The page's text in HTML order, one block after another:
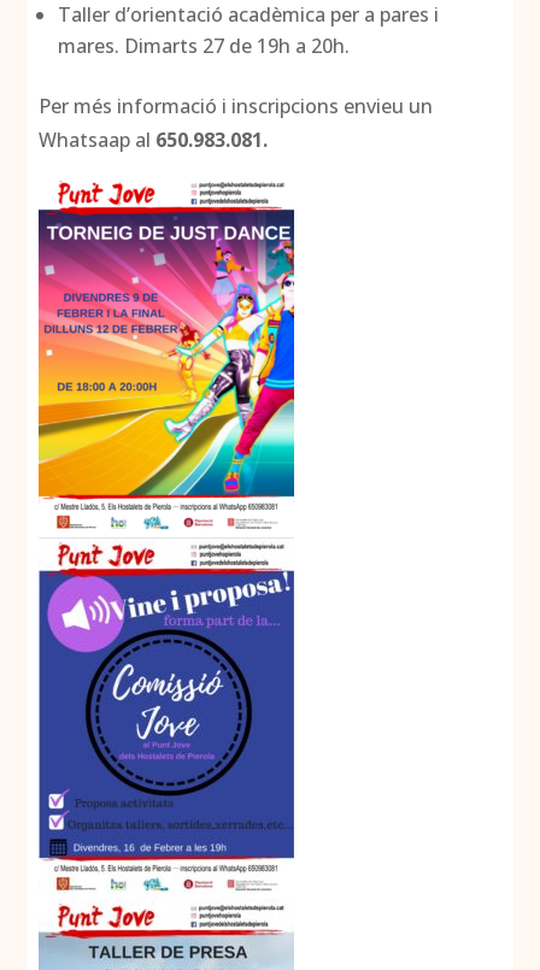
Taller d’orientació acadèmica per a pares i
mares. Dimarts 27 de 19h a 20h.
Per més informació i inscripcions envieu un
Whatsaap al 650.983.081.